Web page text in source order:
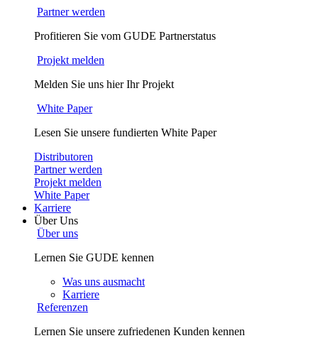
Partner werden
Profitieren Sie vom GUDE Partnerstatus
Projekt melden
Melden Sie uns hier Ihr Projekt
White Paper
Lesen Sie unsere fundierten White Paper
Distributoren
Partner werden
Projekt melden
White Paper
Karriere
Über Uns
Über uns
Lernen Sie GUDE kennen
Was uns ausmacht
Karriere
Referenzen
Lernen Sie unsere zufriedenen Kunden kennen